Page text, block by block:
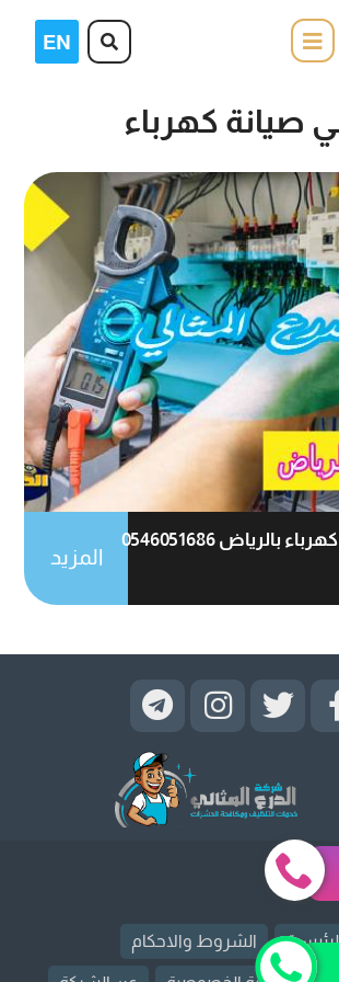
صيانة كهرباء
بالرياض 0546051686
المزيد
الشروط والاحكام